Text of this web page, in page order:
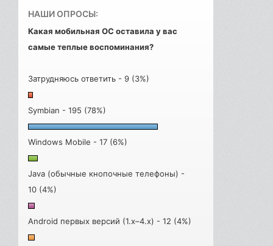
НАШИ ОПРОСЫ:
Какая мобильная ОС оставила у вас
самые теплые воспоминания?
Затрудняюсь ответить - 9 (3%)
Symbian - 195 (78%)
Windows Mobile - 17 (6%)
Java (обычные кнопочные телефоны) -
10 (4%)
Android первых версий (1.x–4.x) - 12 (4%)